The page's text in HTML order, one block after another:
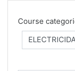
Course